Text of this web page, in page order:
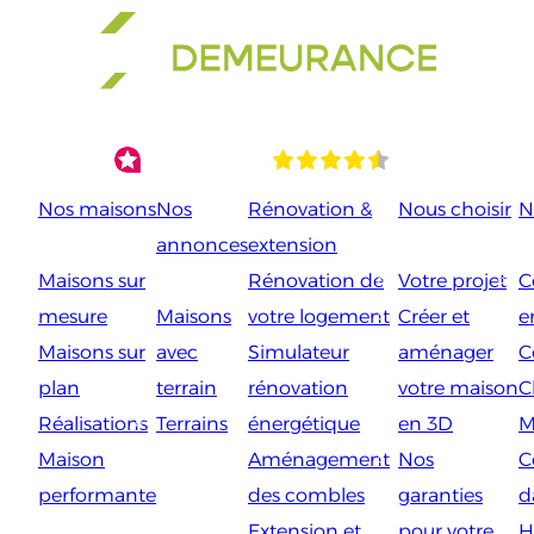
Nos maisons
Maisons sur
mesure
Maisons sur
plan
Réalisations
Maison
performante
Nos
annonces
Maisons
avec
terrain
Terrains
Rénovation &
extension
Rénovation de
votre logement
Simulateur
rénovation
énergétique
Aménagement
des combles
Nous choisir
Votre projet
Créer et
aménager
votre maison
en 3D
Nos
garanties